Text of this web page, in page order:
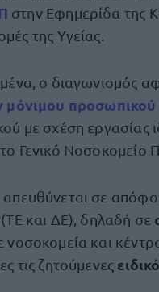
στην Εφημερίδα της
της Υγείας.
ο διαγωνισμός
μόνιμου προσωπικού
με σχέση εργασίας
Γενικό Νοσοκομείο
σε
και ΔΕ), δηλαδή σε
νοσοκομεία και
τις ζητούμενες